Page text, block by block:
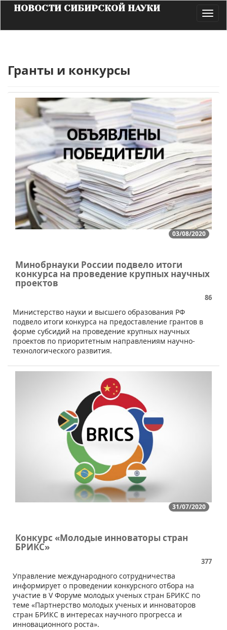
НОВОСТИ СИБИРСКОЙ НАУКИ
Гранты и конкурсы
03/08/2020
Минобрнауки России подвело итоги
конкурса на проведение крупных научных
проектов
86
​​​Министерство науки и высшего образования РФ
подвело итоги конкурса на предоставление грантов в
форме субсидий на проведение крупных научных
проектов по приоритетным направлениям научно-
технологического развития.
31/07/2020
Конкурс «Молодые инноваторы стран
БРИКС»
377
Управление международного сотрудничества
информирует о проведении конкурсного отбора на
участие в V Форуме молодых ученых стран БРИКС по
теме «Партнерство молодых ученых и инноваторов
стран БРИКС в интересах научного прогресса и
инновационного роста».